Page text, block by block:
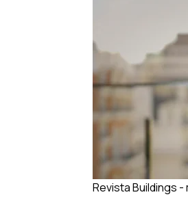
Revista Buildings -